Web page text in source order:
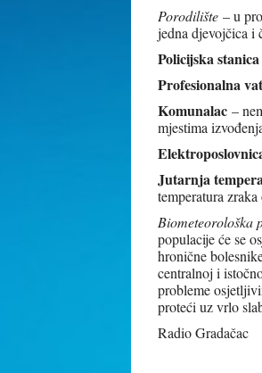
Porodilište – u
jedna djevojčica i
Policijska stanica
Profesionalna
Komunalac –
mjestima
Jutarnja
temperatura
Biometeorološka
populacije će se
hronične
centralnoj i
probleme
proteći uz vrlo
Radio Gradačac